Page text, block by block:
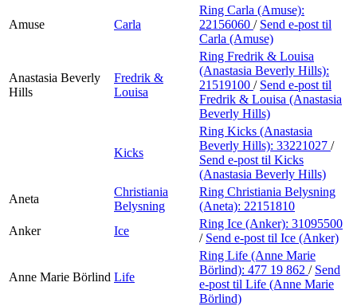
Amuse Carla
Ring Carla (Amuse):
22156060 / Send e-post til
Carla (Amuse)
Anastasia Beverly
Hills
Fredrik &
Louisa
Ring Fredrik & Louisa
(Anastasia Beverly Hills):
21519100 / Send e-post til
Fredrik & Louisa (Anastasia
Beverly Hills)
Kicks
Ring Kicks (Anastasia
Beverly Hills): 33221027 /
Send e-post til Kicks
(Anastasia Beverly Hills)
Aneta
Christiania
Belysning
Ring Christiania Belysning
(Aneta): 22151810
Anker
Ice
Ring Ice (Anker): 31095500
/ Send e-post til Ice (Anker)
Anne Marie Börlind Life
Ring Life (Anne Marie
Börlind): 477 19 862 / Send
e-post til Life (Anne Marie
Börlind)